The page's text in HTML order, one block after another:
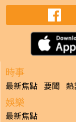
時事
最新焦點 要聞
娛樂
最新焦點